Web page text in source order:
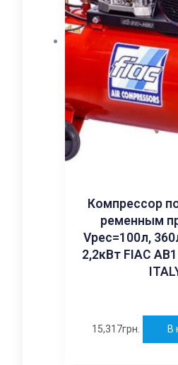
Компрессор
ременным
Vрес=100л,
2,2кВт FIAC
15,317грн. В